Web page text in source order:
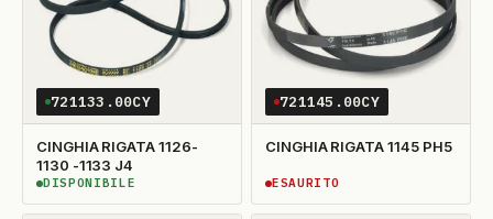
721133.00CY
CINGHIA RIGATA 1126-
1130 -1133 J4
DISPONIBILE
DISPONIBILE
721145.00CY
CINGHIA RIGATA 1145 PH5
ESAURITO
ESAURITO